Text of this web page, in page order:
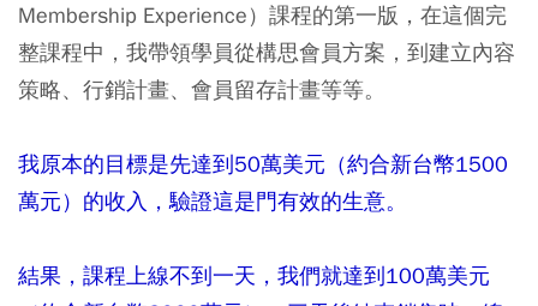
Membership Experience）課程的第一版，在這個完
整課程中，我帶領學員從構思會員方案，到建立內容
策略、行銷計畫、會員留存計畫等等。
我原本的目標是先達到50萬美元（約合新台幣1500
萬元）的收入，驗證這是門有效的生意。
結果，課程上線不到一天，我們就達到100萬美元